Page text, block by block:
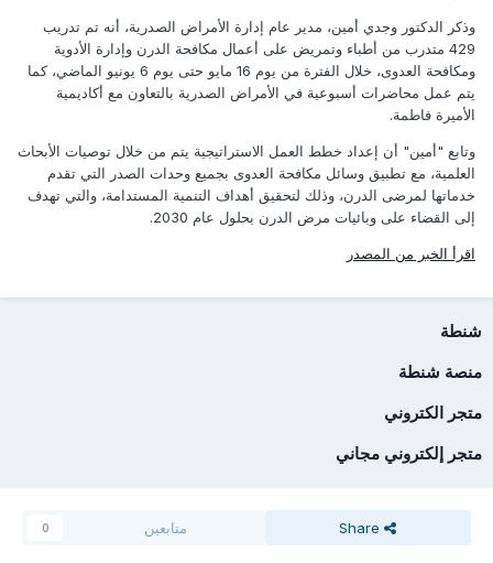
وذكر الدكتور وجدي أمين، مدير عام إدارة الأمراض الصدرية، أنه تم تدريب
429 متدرب من أطباء وتمريض على أعمال مكافحة الدرن وإدارة الأدوية
ومكافحة العدوى، خلال الفترة من يوم 16 مايو حتى يوم 6 يونيو الماضي، كما
يتم عمل محاضرات أسبوعية في الأمراض الصدرية بالتعاون مع أكاديمية
الأميرة فاطمة.
وتابع "أمين" أن إعداد خطط العمل الاستراتيجية يتم من خلال توصيات الأبحاث
العلمية، مع تطبيق وسائل مكافحة العدوى بجميع وحدات الصدر التي تقدم
خدماتها لمرضى الدرن، وذلك لتحقيق أهداف التنمية المستدامة، والتي تهدف
إلى القضاء على وبائيات مرض الدرن بحلول عام 2030.
اقرأ الخبر من المصدر
شنطة
منصة شنطة
متجر الكتروني
متجر إلكتروني مجاني
Share متابعين 0